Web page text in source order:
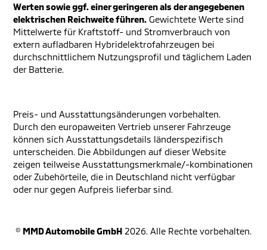
Werten sowie ggf. einer geringeren als der angegebenen
elektrischen Reichweite führen. Gewichtete Werte sind
Mittelwerte für Kraftstoff- und Stromverbrauch von
extern aufladbaren Hybridelektrofahrzeugen bei
durchschnittlichem Nutzungsprofil und täglichem Laden
der Batterie.
Preis- und Ausstattungsänderungen vorbehalten.
Durch den europaweiten Vertrieb unserer Fahrzeuge
können sich Ausstattungsdetails länderspezifisch
unterscheiden. Die Abbildungen auf dieser Website
zeigen teilweise Ausstattungsmerkmale/-kombinationen
oder Zubehörteile, die in Deutschland nicht verfügbar
oder nur gegen Aufpreis lieferbar sind.
© MMD Automobile GmbH 2026. Alle Rechte vorbehalten.